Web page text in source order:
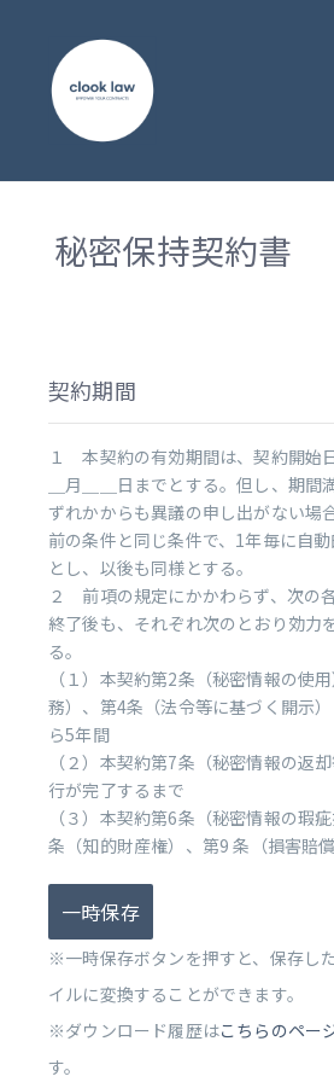
秘密保持契約書
契約期間
１ 本契約の有効期間は、契約開始
＿月＿＿日までとする。但し、期間
ずれかからも異議の申し出がない場
前の条件と同じ条件で、1年毎に自
とし、以後も同様とする。
２ 前項の規定にかかわらず、次の
終了後も、それぞれ次のとおり効力
る。
（１）本契約第2条（秘密情報の使
務）、第4条（法令等に基づく開示
ら5年間
（２）本契約第7条（秘密情報の返
行が完了するまで
（３）本契約第6条（秘密情報の瑕
条（知的財産権）、第9 条（損害賠
一時保存
※一時保存ボタンを押すと、保存し
イルに変換することができます。
※ダウンロード履歴はこちらのペー
す。